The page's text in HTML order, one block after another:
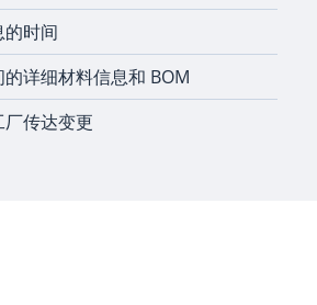
时间
详细材料信息和 BOM
传达变更